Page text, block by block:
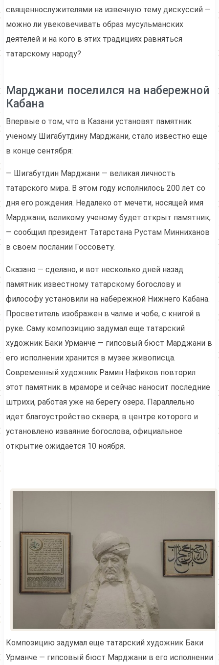
священнослужителями на извечную тему дискуссий —
можно ли увековечивать образ мусульманских
деятелей и на кого в этих традициях равняться
татарскому народу?
Марджани поселился на набережной
Кабана
Впервые о том, что в Казани установят памятник
ученому Шигабутдину Марджани, стало известно еще
в конце сентября:
— Шигабутдин Марджани — великая личность
татарского мира. В этом году исполнилось 200 лет со
дня его рождения. Недалеко от мечети, носящей имя
Марджани, великому ученому будет открыт памятник,
— сообщил президент Татарстана Рустам Минниханов
в своем послании Госсовету.
Сказано — сделано, и вот несколько дней назад
памятник известному татарскому богослову и
философу установили на набережной Нижнего Кабана.
Просветитель изображен в чалме и чобе, с книгой в
руке. Саму композицию задумал еще татарский
художник Баки Урманче — гипсовый бюст Марджани в
его исполнении хранится в музее живописца.
Современный художник Рамин Нафиков повторил
этот памятник в мраморе и сейчас наносит последние
штрихи, работая уже на берегу озера. Параллельно
идет благоустройство сквера, в центре которого и
установлено изваяние богослова, официальное
открытие ожидается 10 ноября.
Композицию задумал еще татарский художник Баки
Урманче — гипсовый бюст Марджани в его исполнении